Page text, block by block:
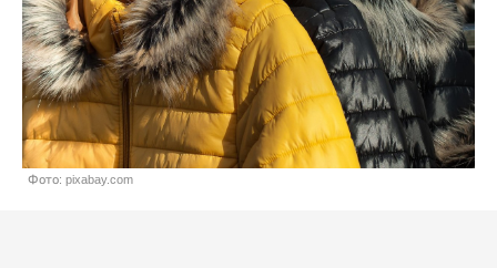
Фото: pixabay.com